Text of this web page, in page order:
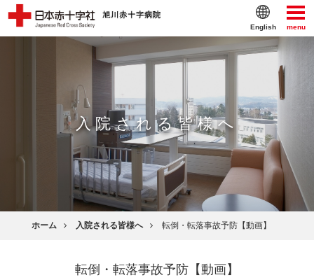
menu
English
入院される皆様へ
ホーム 入院される皆様へ 転倒・転落事故予防【動画】
転倒・転落事故予防【動画】